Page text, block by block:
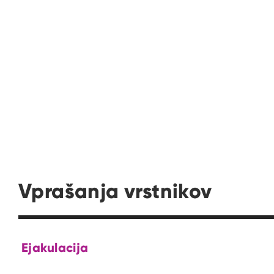
Vprašanja vrstnikov
Ejakulacija